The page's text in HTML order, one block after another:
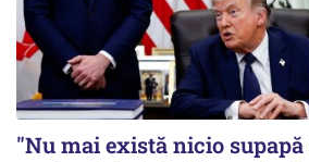
"Nu mai există nicio supapă